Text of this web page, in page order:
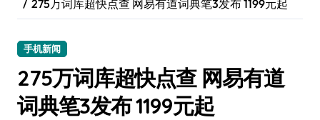
275万词库超快点查 网易有道词典笔3发布 1199元起
手机新闻
275万词库超快点查 网易有道
词典笔3发布 1199元起